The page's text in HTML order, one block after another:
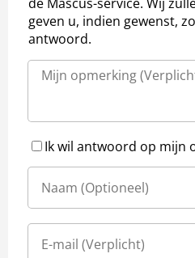
de Mascus-service. Wij
geven u, indien gewenst,
antwoord.
Ik wil antwoord op mijn